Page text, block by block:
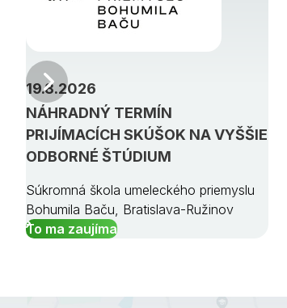
NÁHRADNÝ TERMÍN
PRIJÍMACÍCH SKÚŠOK NA VYŠŠIE
ODBORNÉ ŠTÚDIUM
19.8.2026
Súkromná škola umeleckého priemyslu
Bohumila Baču, Bratislava-Ružinov
To ma zaujíma
Predchádzajúci